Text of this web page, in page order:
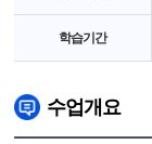
학습기간
수업개요